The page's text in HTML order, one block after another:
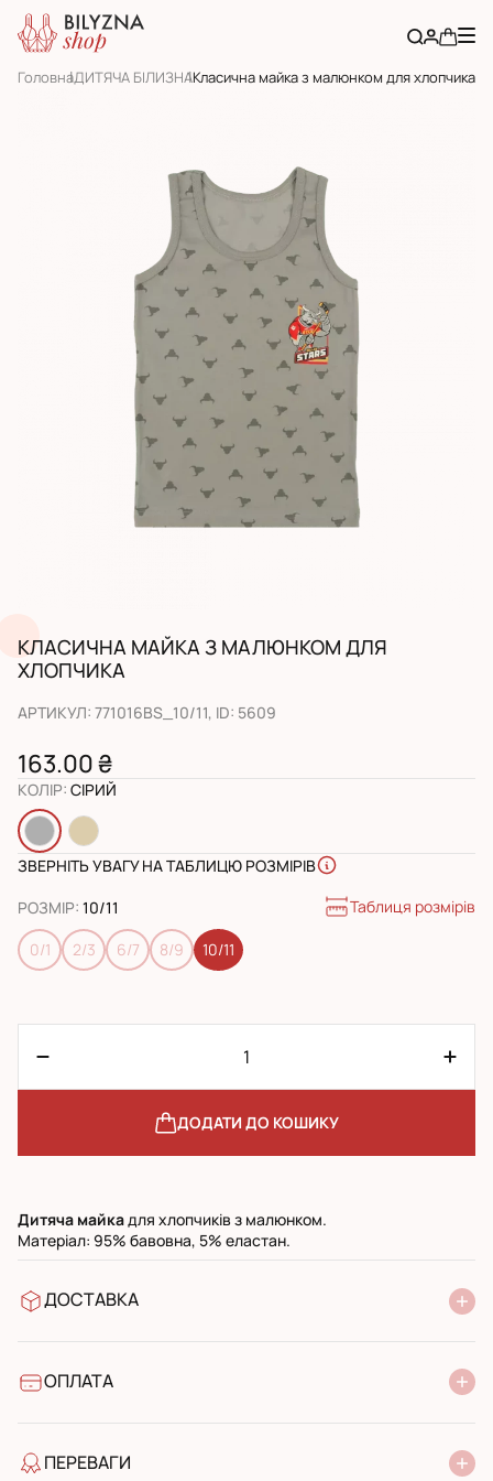
ГоловнаДИТЯЧА БІЛИЗНАКласична майка з малюнком для хлопчика
КЛАСИЧНА МАЙКА З МАЛЮНКОМ ДЛЯ
ХЛОПЧИКА
АРТИКУЛ: 771016BS_10/11, ID: 5609
163.00 ₴
КОЛІР: СІРИЙ
ЗВЕРНІТЬ УВАГУ НА ТАБЛИЦЮ РОЗМІРІВ
РОЗМІР: 10/11 Таблиця розмірів
0/1 2/3 6/7 8/9 10/11
ДОДАТИ ДО КОШИКУ
Дитяча майкадля хлопчиків з малюнком.
Матеріал: 95% бавовна, 5% еластан.
ДОСТАВКА
УкрПошта стандарт
ОПЛАТА
Банківський переказ
ПЕРЕВАГИ